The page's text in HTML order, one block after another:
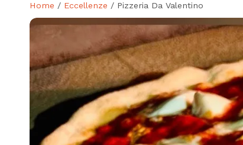
Home / Eccellenze / Pizzeria Da Valentino